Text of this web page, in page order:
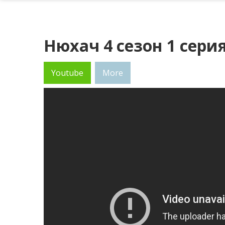
Нюхач 4 сезон 1
Youtube More